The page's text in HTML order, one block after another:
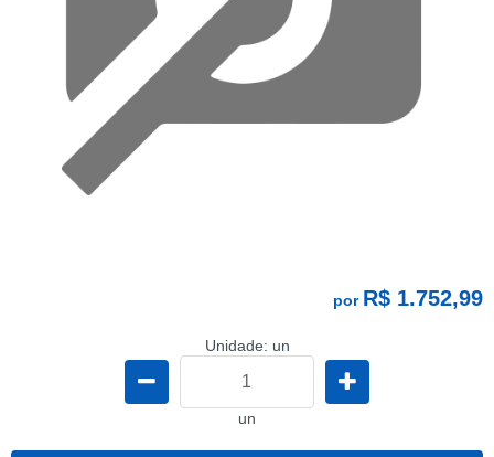
por R$ 1.752,99
Unidade: un
un